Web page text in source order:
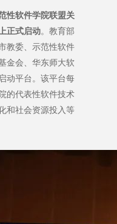
性软件学院联盟关
正式启动。教育部
教委、示范性软件
金会、华东师大软
动平台。该平台每
的代表性软件技术
和社会资源投入等